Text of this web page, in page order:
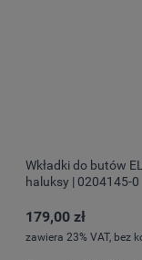
Wkładki do butów
haluksy | 0204145-0
179,00 zł
zawiera 23% VAT, bez